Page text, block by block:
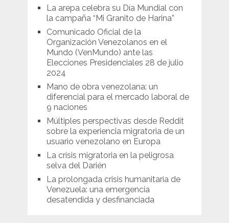
La arepa celebra su Día Mundial con
la campaña “Mi Granito de Harina”
Comunicado Oficial de la
Organización Venezolanos en el
Mundo (VenMundo) ante las
Elecciones Presidenciales 28 de julio
2024
Mano de obra venezolana: un
diferencial para el mercado laboral de
9 naciones
Múltiples perspectivas desde Reddit
sobre la experiencia migratoria de un
usuario venezolano en Europa
La crisis migratoria en la peligrosa
selva del Darién
La prolongada crisis humanitaria de
Venezuela: una emergencia
desatendida y desfinanciada